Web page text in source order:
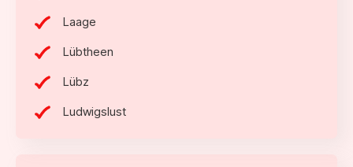
Laage
Lübtheen
Lübz
Ludwigslust